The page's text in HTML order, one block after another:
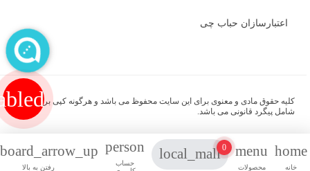
home
خانه
menu
محصولات
local_mall0
person
حساب
رفتن به بالا
اعتبارسازان حباب چی
کلیه حقوق مادی و معنوی برای این سایت محفوظ می باشد و هرگونه کپی برداری
شامل پیگرد قانونی می باشد.